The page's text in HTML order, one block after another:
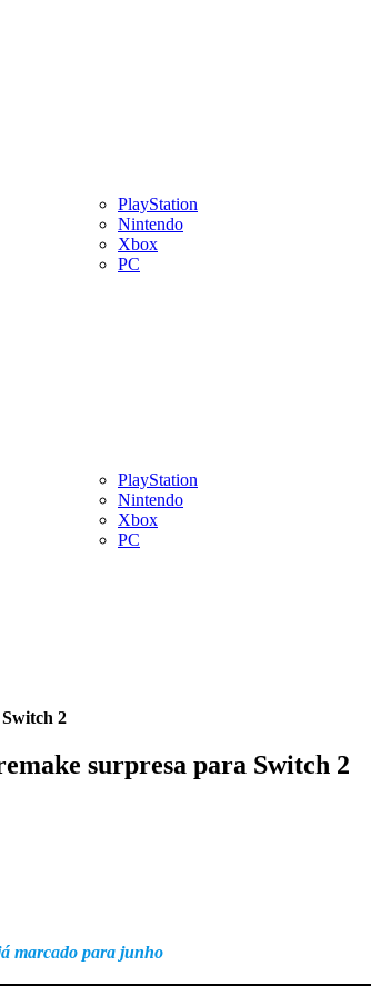
PlayStation
Nintendo
Xbox
PC
PlayStation
Nintendo
Xbox
PC
2
surpresa para Switch 2
marcado para junho